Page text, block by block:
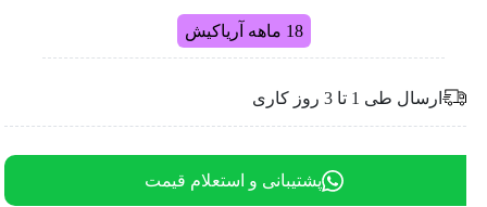
ارسال طی 1 تا 3 روز کاری
پشتیبانی و استعلام قیمت